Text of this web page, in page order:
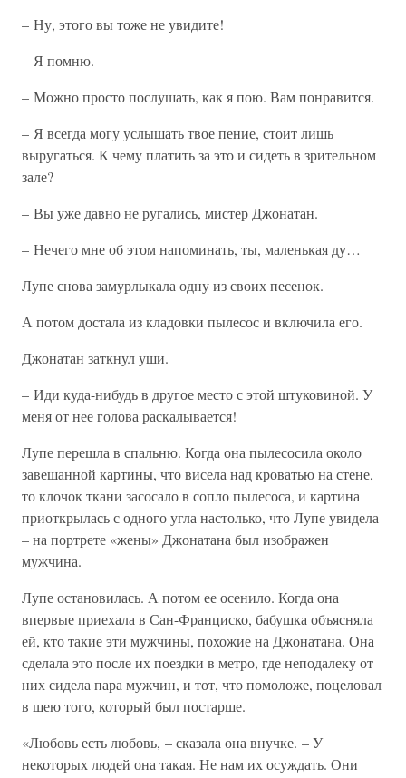
– Ну, этого вы тоже не увидите!
– Я помню.
– Можно просто послушать, как я пою. Вам понравится.
– Я всегда могу услышать твое пение, стоит лишь
выругаться. К чему платить за это и сидеть в зрительном
зале?
– Вы уже давно не ругались, мистер Джонатан.
– Нечего мне об этом напоминать, ты, маленькая ду…
Лупе снова замурлыкала одну из своих песенок.
А потом достала из кладовки пылесос и включила его.
Джонатан заткнул уши.
– Иди куда-нибудь в другое место с этой штуковиной. У
меня от нее голова раскалывается!
Лупе перешла в спальню. Когда она пылесосила около
завешанной картины, что висела над кроватью на стене,
то клочок ткани засосало в сопло пылесоса, и картина
приоткрылась с одного угла настолько, что Лупе увидела
– на портрете «жены» Джонатана был изображен
мужчина.
Лупе остановилась. А потом ее осенило. Когда она
впервые приехала в Сан-Франциско, бабушка объясняла
ей, кто такие эти мужчины, похожие на Джонатана. Она
сделала это после их поездки в метро, где неподалеку от
них сидела пара мужчин, и тот, что помоложе, поцеловал
в шею того, который был постарше.
«Любовь есть любовь, – сказала она внучке. – У
некоторых людей она такая. Не нам их осуждать. Они